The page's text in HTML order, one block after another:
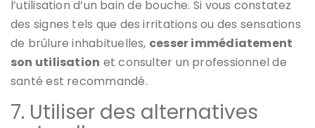
l’utilisation d’un bain de bouche. Si vous constatez
des signes tels que des irritations ou des sensations
de brûlure inhabituelles, cesser immédiatement
son utilisation et consulter un professionnel de
santé est recommandé.
7. Utiliser des alternatives